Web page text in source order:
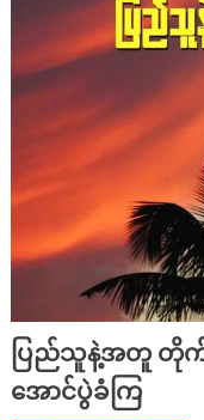
ပြည်သူနဲ့အတူ တို
အောင်ပွဲခံကြ